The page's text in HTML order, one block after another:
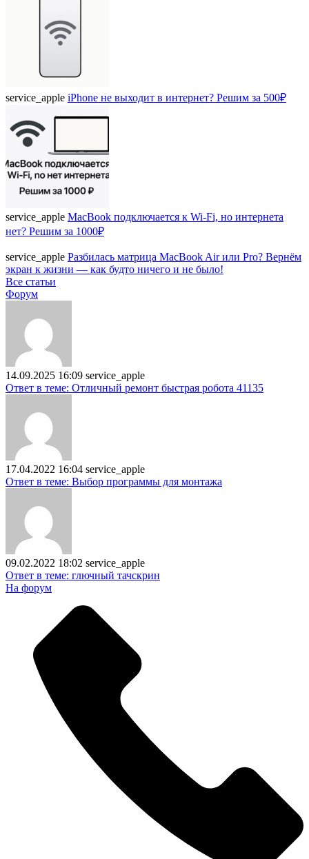
service_apple iPhone не выходит в интернет? Решим за 500₽
service_apple MacBook подключается к Wi-Fi, но интернета
нет? Решим за 1000₽
service_apple Разбилась матрица MacBook Air или Pro? Вернём
экран к жизни — как будто ничего и не было!
Все статьи
Форум
14.09.2025 16:09 service_apple
Ответ в теме: Отличный ремонт быстрая робота 41135
17.04.2022 16:04 service_apple
Ответ в теме: Выбор программы для монтажа
09.02.2022 18:02 service_apple
Ответ в теме: глючный тачскрин
На форум